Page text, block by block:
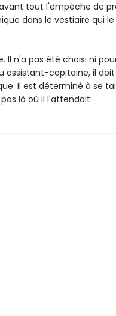
tout l'empêche de
dans le vestiaire qui le
Il n'a pas été choisi ni
assistant-capitaine, il doit
Il est déterminé à se
là où il l'attendait.